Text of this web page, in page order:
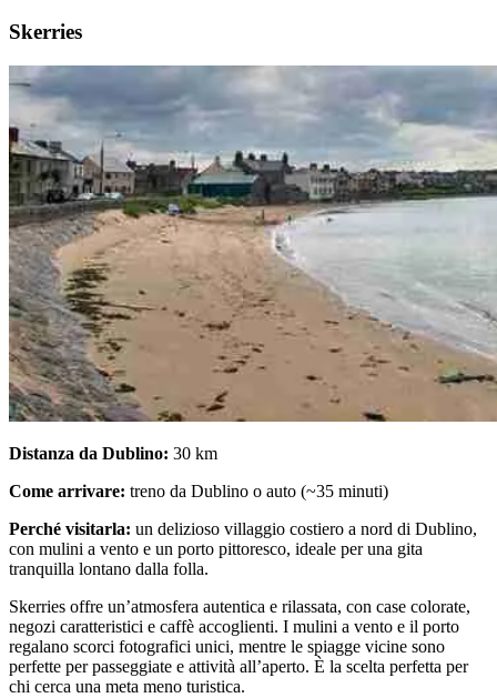
Skerries
Distanza da Dublino: 30 km
Come arrivare: treno da Dublino o auto (~35 minuti)
Perché visitarla: un delizioso villaggio costiero a nord di Dublino,
con mulini a vento e un porto pittoresco, ideale per una gita
tranquilla lontano dalla folla.
Skerries offre un’atmosfera autentica e rilassata, con case colorate,
negozi caratteristici e caffè accoglienti. I mulini a vento e il porto
regalano scorci fotografici unici, mentre le spiagge vicine sono
perfette per passeggiate e attività all’aperto. È la scelta perfetta per
chi cerca una meta meno turistica.